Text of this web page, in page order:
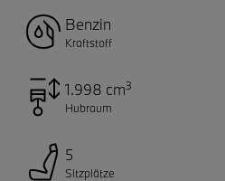
Benzin
Kraftstoff
1.998 cm3
Hubraum
5
Sitzplätze